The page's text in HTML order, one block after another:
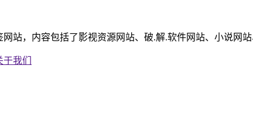
站，内容包括了影视资源网站、破.解.软件网站、小说网
于我们